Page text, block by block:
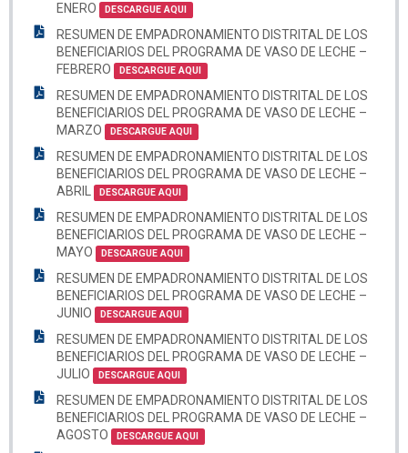
ENERO
DESCARGUE AQUI
RESUMEN DE EMPADRONAMIENTO DISTRITAL DE LOS
BENEFICIARIOS DEL PROGRAMA DE VASO DE LECHE –
FEBRERO
DESCARGUE AQUI
RESUMEN DE EMPADRONAMIENTO DISTRITAL DE LOS
BENEFICIARIOS DEL PROGRAMA DE VASO DE LECHE –
MARZO
DESCARGUE AQUI
RESUMEN DE EMPADRONAMIENTO DISTRITAL DE LOS
BENEFICIARIOS DEL PROGRAMA DE VASO DE LECHE –
ABRIL
DESCARGUE AQUI
RESUMEN DE EMPADRONAMIENTO DISTRITAL DE LOS
BENEFICIARIOS DEL PROGRAMA DE VASO DE LECHE –
MAYO
DESCARGUE AQUI
RESUMEN DE EMPADRONAMIENTO DISTRITAL DE LOS
BENEFICIARIOS DEL PROGRAMA DE VASO DE LECHE –
JUNIO
DESCARGUE AQUI
RESUMEN DE EMPADRONAMIENTO DISTRITAL DE LOS
BENEFICIARIOS DEL PROGRAMA DE VASO DE LECHE –
JULIO
DESCARGUE AQUI
RESUMEN DE EMPADRONAMIENTO DISTRITAL DE LOS
BENEFICIARIOS DEL PROGRAMA DE VASO DE LECHE –
AGOSTO
DESCARGUE AQUI